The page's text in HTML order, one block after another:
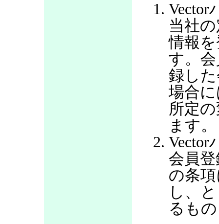
Vector
当社
情報
す。
録し
場合
所定
ます。
Vector
会員
の条
し、
るも